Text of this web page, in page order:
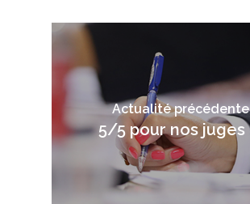
Actualité précédente
5/5 pour nos juges